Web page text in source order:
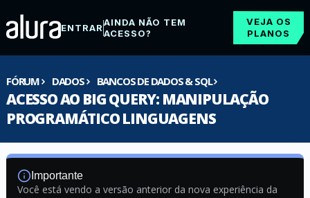
ENTRARAINDA NÃO TEM
ACESSO?
VEJA OS
PLANOS
FÓRUM DADOS BANCOS DE DADOS & SQL
ACESSO AO BIG QUERY: MANIPULAÇÃO
PROGRAMÁTICO LINGUAGENS
Importante
Você está vendo a versão anterior da nova experiência da